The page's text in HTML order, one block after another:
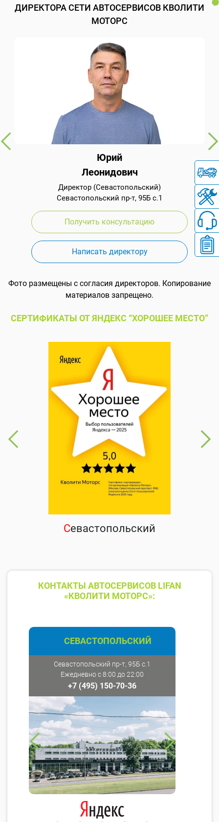
ДИРЕКТОРА СЕТИ АВТОСЕРВИСОВ КВОЛИТИ
МОТОРС
Юрий
Леонидович
Директор (Севастопольский)
Севастопольский пр-т, 95Б с.1
Получить консультацию
Написать директору
Фото размещены с согласия директоров. Копирование
материалов запрещено.
СЕРТИФИКАТЫ ОТ ЯНДЕКС “ХОРОШЕЕ МЕСТО”
Севастопольский
КОНТАКТЫ АВТОСЕРВИСОВ LIFAN
«КВОЛИТИ МОТОРС»:
СЕВАСТОПОЛЬСКИЙ
Севастопольский пр-т, 95Б с.1
Ежедневно с 8:00 до 22:00
+7 (495) 150-70-36